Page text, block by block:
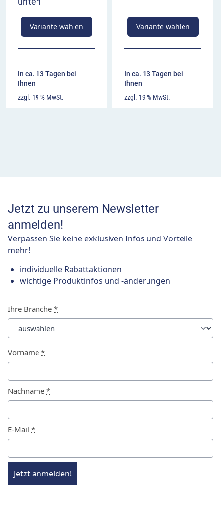
Variante wählen
In ca. 13 Tagen bei
Ihnen
zzgl. 19 % MwSt.
Variante wählen
In ca. 13 Tagen bei
Ihnen
zzgl. 19 % MwSt.
Jetzt zu unserem Newsletter
anmelden!
Verpassen Sie keine exklusiven Infos und Vorteile
mehr!
individuelle Rabattaktionen
wichtige Produktinfos und -änderungen
Ihre Branche *
Vorname *
Nachname *
E-Mail *
Jetzt anmelden!